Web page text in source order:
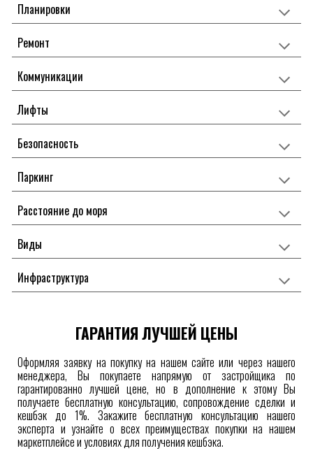
Планировки
Ремонт
Коммуникации
Лифты
Безопасность
Паркинг
Расстояние до моря
Виды
Инфраструктура
ГАРАНТИЯ ЛУЧШЕЙ ЦЕНЫ
Оформляя заявку на покупку на нашем сайте или через нашего
менеджера, Вы покупаете напрямую от застройщика по
гарантированно лучшей цене, но в дополнение к этому Вы
получаете бесплатную консультацию, сопровождение сделки и
кешбэк до 1%. Закажите бесплатную консультацию нашего
эксперта и узнайте о всех преимуществах покупки на нашем
маркетплейсеи условиях для получениякешбэка.